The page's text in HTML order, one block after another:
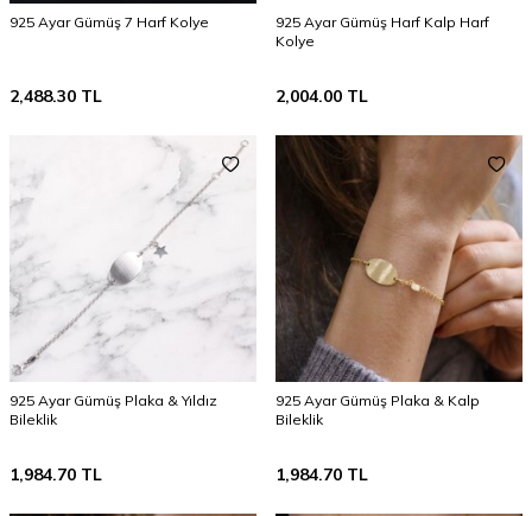
925 Ayar Gümüş 7 Harf Kolye
2,488.30 TL
925 Ayar Gümüş Harf Kalp Harf
Kolye
2,004.00 TL
925 Ayar Gümüş Plaka & Yıldız
Bileklik
1,984.70 TL
925 Ayar Gümüş Plaka & Kalp
Bileklik
1,984.70 TL